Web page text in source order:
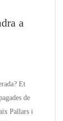
a
Et
de
Pallars i